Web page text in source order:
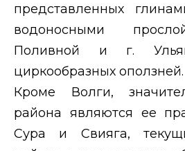
представленных
водоносными
Поливной и г.
циркообразных оползней.
Кроме Волги,
района являются ее
Сура и Свияга,